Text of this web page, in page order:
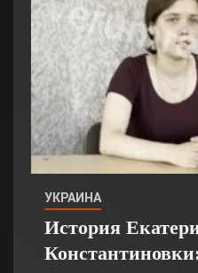
УКРАИНА
История